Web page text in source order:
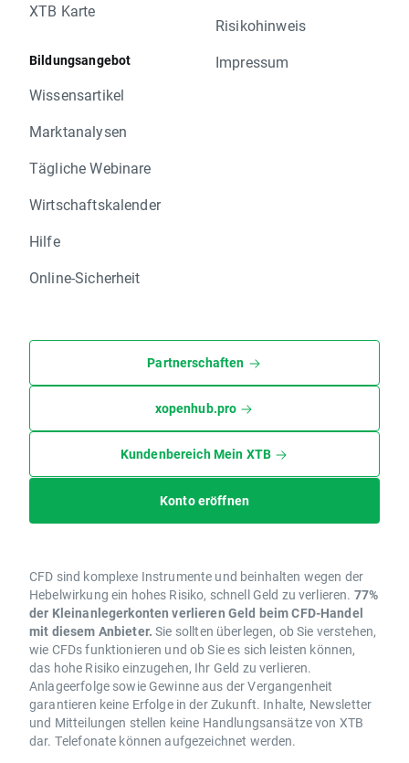
XTB Karte
Bildungsangebot
Wissensartikel
Marktanalysen
Tägliche Webinare
Wirtschaftskalender
Hilfe
Online-Sicherheit
Risikohinweis
Impressum
Partnerschaften
xopenhub.pro
Kundenbereich Mein XTB
Konto eröffnen
CFD sind komplexe Instrumente und beinhalten wegen der
Hebelwirkung ein hohes Risiko, schnell Geld zu verlieren. 77%
der Kleinanlegerkonten verlieren Geld beim CFD-Handel
mit diesem Anbieter. Sie sollten überlegen, ob Sie verstehen,
wie CFDs funktionieren und ob Sie es sich leisten können,
das hohe Risiko einzugehen, Ihr Geld zu verlieren.
Anlageerfolge sowie Gewinne aus der Vergangenheit
garantieren keine Erfolge in der Zukunft. Inhalte, Newsletter
und Mitteilungen stellen keine Handlungsansätze von XTB
dar. Telefonate können aufgezeichnet werden.